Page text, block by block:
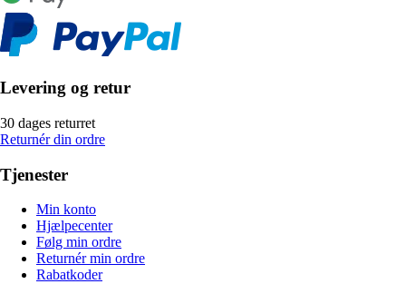
Levering og retur
30 dages returret
Returnér din ordre
Tjenester
Min konto
Hjælpecenter
Følg min ordre
Returnér min ordre
Rabatkoder